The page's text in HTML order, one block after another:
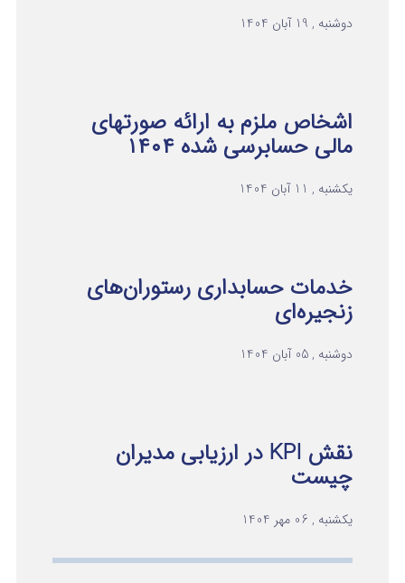
دوشنبه , 19 آبان 1404
اشخاص ملزم به ارائه صورتهای
مالی حسابرسی شده ۱۴۰۴
یکشنبه , 11 آبان 1404
خدمات حسابداری رستوران‌های
زنجیره‌ای
دوشنبه , 05 آبان 1404
نقش KPI در ارزیابی مدیران
چیست
یکشنبه , 06 مهر 1404